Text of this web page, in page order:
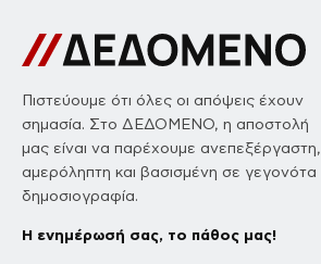
Πιστεύουμε ότι όλες οι απόψεις έχουν
σημασία. Στο ΔΕΔΟΜΕΝΟ, η αποστολή
μας είναι να παρέχουμε ανεπεξέργαστη,
αμερόληπτη και βασισμένη σε γεγονότα
δημοσιογραφία.
Η ενημέρωσή σας, το πάθος μας!